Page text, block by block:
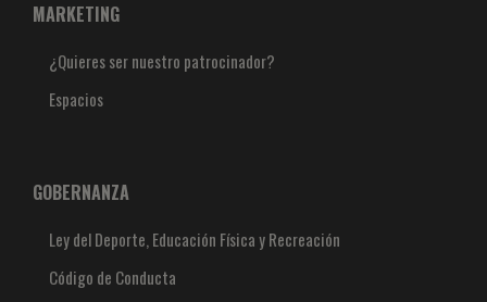
MARKETING
¿Quieres ser nuestro patrocinador?
Espacios
GOBERNANZA
Ley del Deporte, Educación Física y Recreación
Código de Conducta